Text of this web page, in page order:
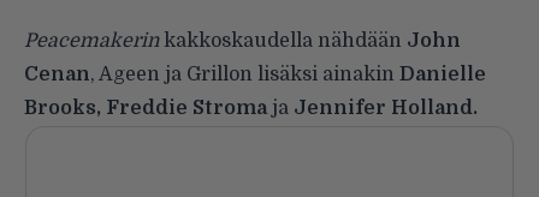
Peacemakerinkakkoskaudella nähdään John
Cenan, Ageen ja Grillon lisäksi ainakin Danielle
Brooks, Freddie Stromaja Jennifer Holland.